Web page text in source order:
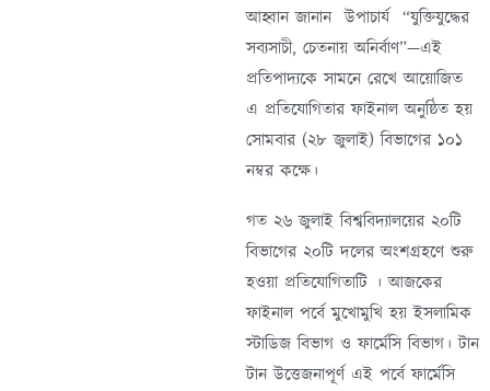
আহ্বান জানান উপাচার্য “যুক্তিযুদ্ধের
সব্যসাচী, চেতনায় অনির্বাণ”—এই
প্রতিপাদ্যকে সামনে রেখে আয়োজিত
এ প্রতিযোগিতার ফাইনাল অনুষ্ঠিত হয়
সোমবার (২৮ জুলাই) বিভাগের ১০১
নম্বর কক্ষে।
গত ২৬ জুলাই বিশ্ববিদ্যালয়ের ২০টি
বিভাগের ২০টি দলের অংশগ্রহণে শুরু
হওয়া প্রতিযোগিতাটি । আজকের
ফাইনাল পর্বে মুখোমুখি হয় ইসলামিক
স্টাডিজ বিভাগ ও ফার্মেসি বিভাগ। টান
টান উত্তেজনাপূর্ণ এই পর্বে ফার্মেসি